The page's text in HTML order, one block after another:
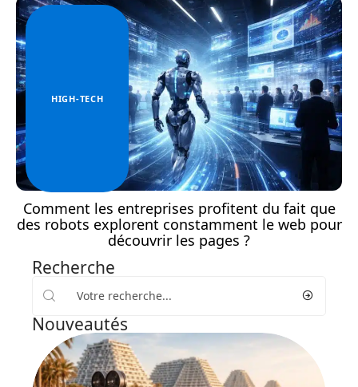
HIGH-TECH
Comment les entreprises profitent du fait que
des robots explorent constamment le web pour
découvrir les pages ?
Recherche
Nouveautés